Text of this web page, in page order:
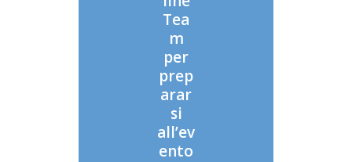
Tea
m
per
prep
arar
si
all’ev
ento